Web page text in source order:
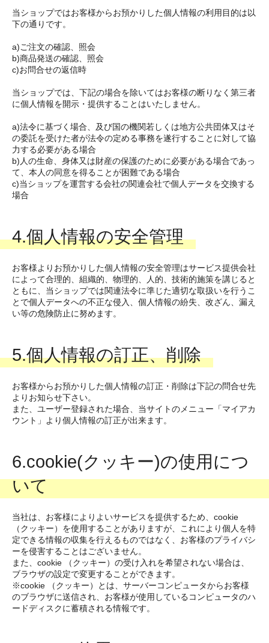
当ショップではお客様からお預かりした個人情報の利用目的は以
下の通りです。
a)ご注文の確認、照会
b)商品発送の確認、照会
c)お問合せの返信時
当ショップでは、下記の場合を除いてはお客様の断りなく第三者
に個人情報を開示・提供することはいたしません。
a)法令に基づく場合、及び国の機関若しくは地方公共団体又はそ
の委託を受けた者が法令の定める事務を遂行することに対して協
力する必要がある場合
b)人の生命、身体又は財産の保護のために必要がある場合であっ
て、本人の同意を得ることが困難である場合
c)当ショップを運営する会社の関連会社で個人データを交換する
場合
4.個人情報の安全管理
お客様よりお預かりした個人情報の安全管理はサービス提供会社
によって合理的、組織的、物理的、人的、技術的施策を講じると
ともに、当ショップでは関連法令に準じた適切な取扱いを行うこ
とで個人データへの不正な侵入、個人情報の紛失、改ざん、漏え
い等の危険防止に努めます。
5.個人情報の訂正、削除
お客様からお預かりした個人情報の訂正・削除は下記の問合せ先
よりお知らせ下さい。
また、ユーザー登録された場合、当サイトのメニュー「マイアカ
ウント」より個人情報の訂正が出来ます。
6.cookie(クッキー)の使用につ
いて
当社は、お客様によりよいサービスを提供するため、cookie
（クッキー）を使用することがありますが、これにより個人を特
定できる情報の収集を行えるものではなく、お客様のプライバシ
ーを侵害することはございません。
また、cookie （クッキー）の受け入れを希望されない場合は、
ブラウザの設定で変更することができます。
※cookie （クッキー）とは、サーバーコンピュータからお客様
のブラウザに送信され、お客様が使用しているコンピュータのハ
ードディスクに蓄積される情報です。